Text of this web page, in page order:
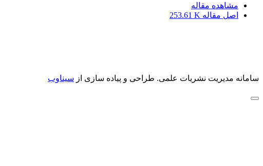
مشاهده مقاله
اصل مقاله 253.61 K
سامانه مدیریت نشریات علمی. طراحی و پیاده سازی از سیناوب